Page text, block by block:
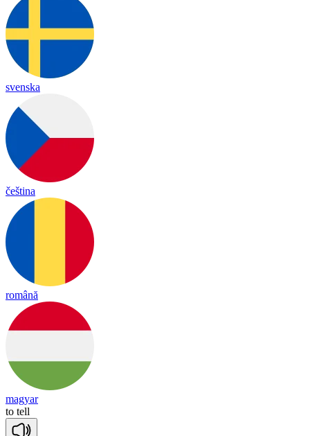
svenska
čeština
română
magyar
to tell